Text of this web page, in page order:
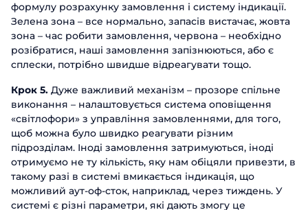
формулу розрахунку замовлення і систему індикації.
Зелена зона – все нормально, запасів вистачає, жовта
зона – час робити замовлення, червона – необхідно
розібратися, наші замовлення запізнюються, або є
сплески, потрібно швидше відреагувати тощо.
Крок 5. Дуже важливий механізм – прозоре спільне
виконання – налаштовується система оповіщення
«світлофори» з управління замовленнями, для того,
щоб можна було швидко реагувати різним
підрозділам. Іноді замовлення затримуються, іноді
отримуємо не ту кількість, яку нам обіцяли привезти, в
такому разі в системі вмикається індикація, що
можливий аут-оф-сток, наприклад, через тиждень. У
системі є різні параметри, які дають змогу це